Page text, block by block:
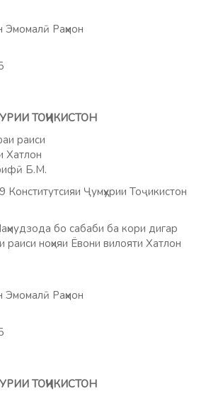
Эмомалӣ Раҳмон
ТОҶИКИСТОН
раиси
Хатлон
Б.М.
Ҷумҳурии Тоҷикистон
бо сабаби ба кори дигар
ноҳияи Ёвони вилояти Хатлон
Эмомалӣ Раҳмон
ТОҶИКИСТОН